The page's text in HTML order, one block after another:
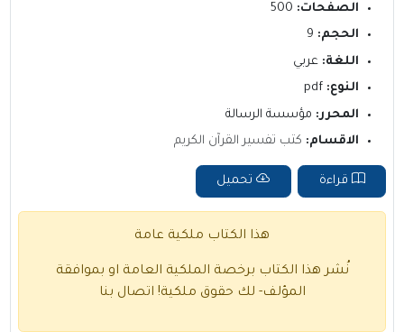
الصفحات:
الحجم:
اللغة: عربي
النوع:
المحرر: مؤسسة الرسالة
الاقسام: كتب تفسير القرآن الكريم
قراءة تحميل
هذا الكتاب ملكية عامة
نُشر هذا الكتاب برخصة الملكية العامة او بموافقة
المؤلف- لك حقوق ملكية! اتصال بنا